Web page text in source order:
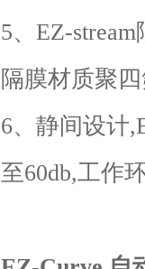
5、EZ-
隔膜材质聚
6、静间设计
至60db,工作